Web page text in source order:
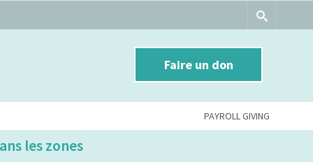
Faire un don
PAYROLL GIVING
les zones